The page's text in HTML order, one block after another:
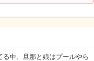
中、旦那と娘はプールやら